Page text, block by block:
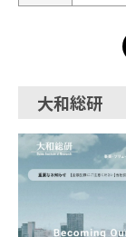
大和総研